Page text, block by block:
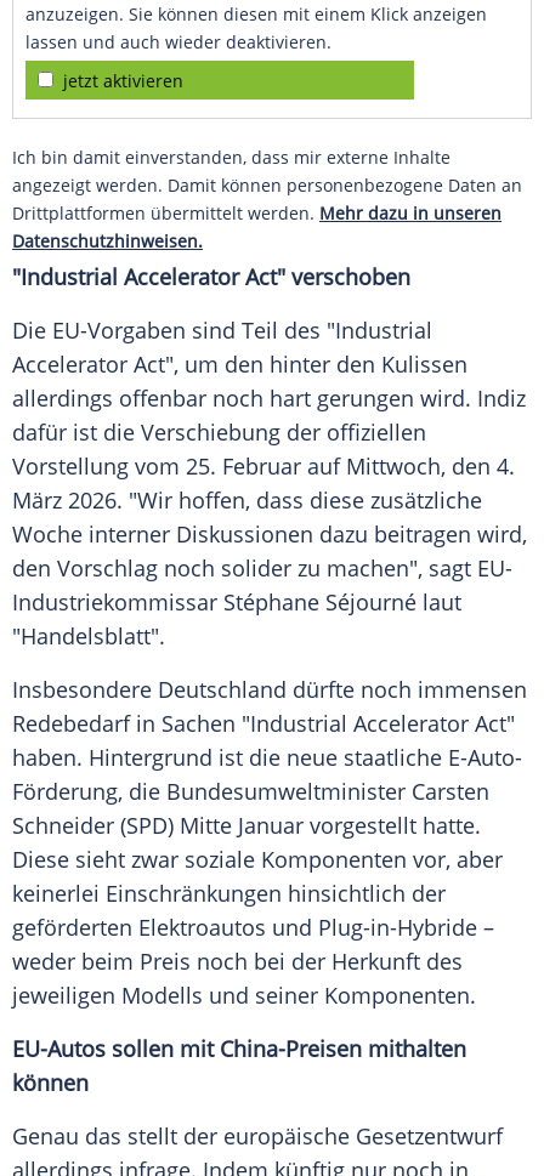
anzuzeigen. Sie können diesen mit einem Klick anzeigen
lassen und auch wieder deaktivieren.
jetzt aktivieren
Ich bin damit einverstanden, dass mir externe Inhalte
angezeigt werden. Damit können personenbezogene Daten an
Drittplattformen übermittelt werden. Mehr dazu in unseren
Datenschutzhinweisen.
"Industrial Accelerator Act" verschoben
Die EU-Vorgaben sind Teil des "Industrial
Accelerator Act", um den hinter den Kulissen
allerdings offenbar noch hart gerungen wird. Indiz
dafür ist die Verschiebung der offiziellen
Vorstellung vom 25. Februar auf Mittwoch, den 4.
März 2026. "Wir hoffen, dass diese zusätzliche
Woche interner Diskussionen dazu beitragen wird,
den Vorschlag noch solider zu machen", sagt EU-
Industriekommissar Stéphane Séjourné laut
"Handelsblatt".
Insbesondere Deutschland dürfte noch immensen
Redebedarf in Sachen "Industrial Accelerator Act"
haben. Hintergrund ist die neue staatliche E-Auto-
Förderung, die Bundesumweltminister Carsten
Schneider (SPD) Mitte Januar vorgestellt hatte.
Diese sieht zwar soziale Komponenten vor, aber
keinerlei Einschränkungen hinsichtlich der
geförderten Elektroautos und Plug-in-Hybride –
weder beim Preis noch bei der Herkunft des
jeweiligen Modells und seiner Komponenten.
EU-Autos sollen mit China-Preisen mithalten
können
Genau das stellt der europäische Gesetzentwurf